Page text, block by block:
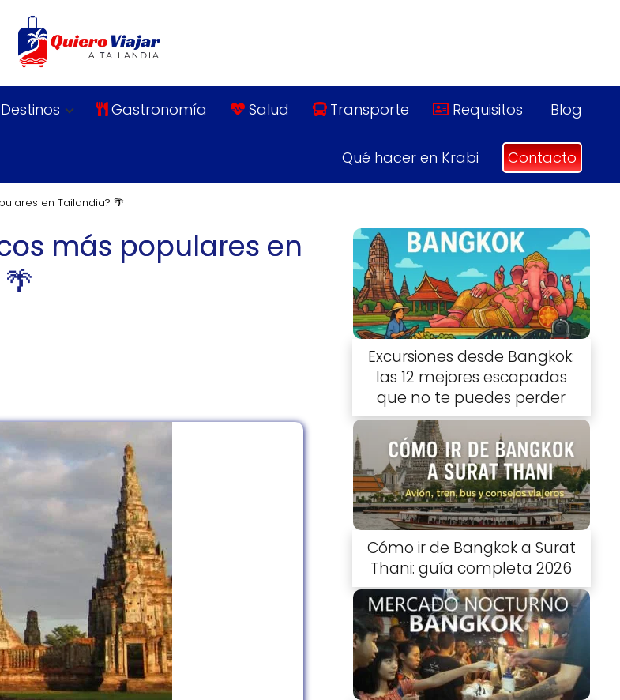
Destinos Gastronomía Salud Transporte Requisitos Blog
Qué hacer en Krabi Contacto
en Tailandia? 🌴
más populares en
Excursiones desde Bangkok:
las 12 mejores escapadas
que no te puedes perder
Cómo ir de Bangkok a Surat
Thani: guía completa 2026